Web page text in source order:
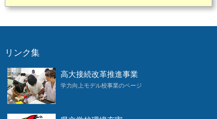
リンク集
高大接続改革推進事業
学力向上モデル校事業のページ